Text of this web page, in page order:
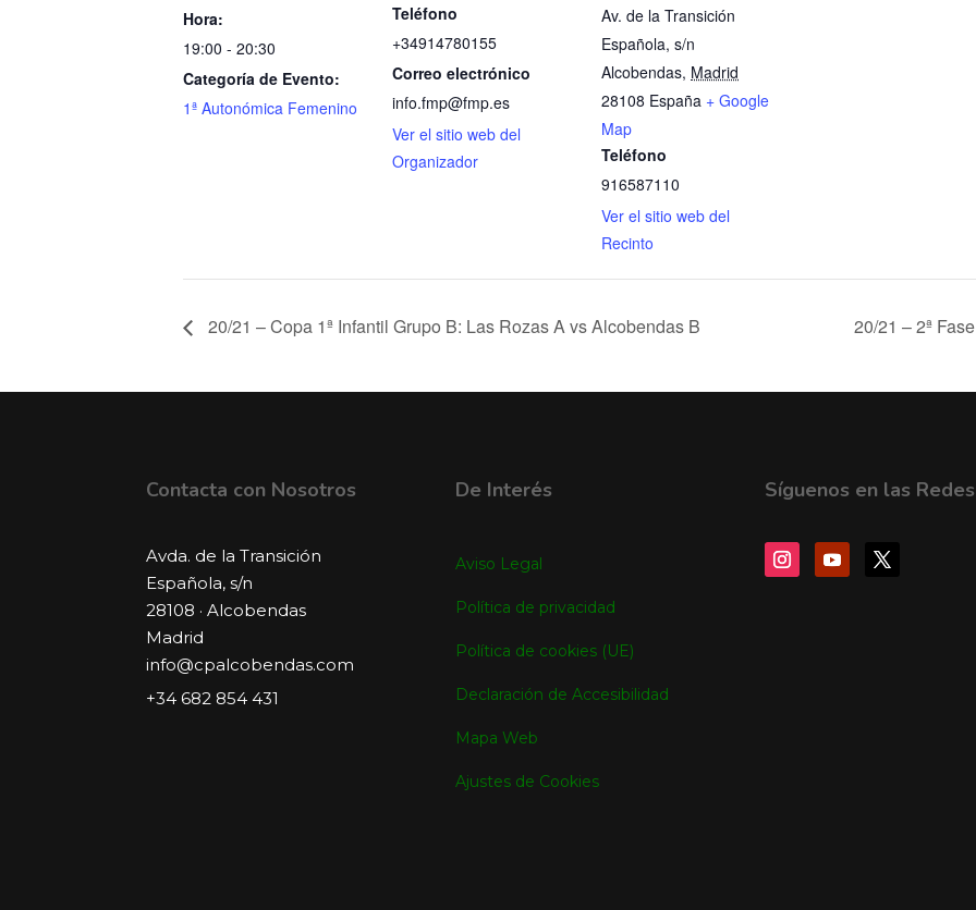
Hora:
19:00 - 20:30
Categoría de Evento:
1ª Autonómica Femenino
Teléfono
+34914780155
Correo electrónico
info.fmp@fmp.es
Ver el sitio web del
Organizador
Av. de la Transición
Española, s/n
Alcobendas, Madrid
28108 España + Google
Map
Teléfono
916587110
Ver el sitio web del
Recinto
20/21 – Copa 1ª Infantil Grupo B: Las Rozas A vs Alcobendas B 20/21 – 2ª
Contacta con Nosotros
Avda. de la Transición
Española, s/n
28108 · Alcobendas
Madrid
info@cpalcobendas.com
+34 682 854 431
De Interés
Aviso Legal
Política de privacidad
Política de cookies (UE)
Declaración de Accesibilidad
Mapa Web
Ajustes de Cookies
Síguenos en las Redes